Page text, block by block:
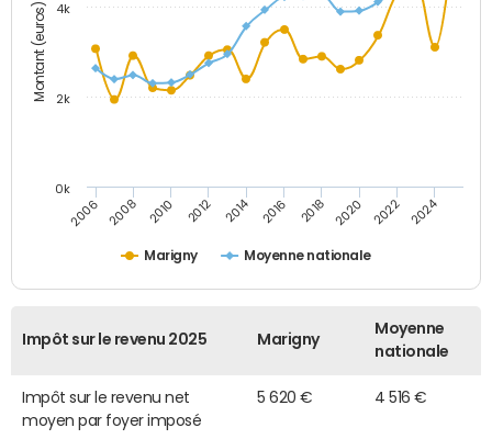
Montant (euros)
Marigny Moyenne nationale
2006 2008 2010 2012 2014 2016 2018 2020 2022 2024
0k
2k
4k
Impôt sur le revenu 2025 Marigny
Moyenne
nationale
Impôt sur le revenu net
moyen par foyer imposé
5 620 € 4 516 €